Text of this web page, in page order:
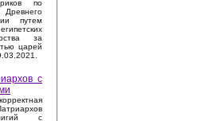
по
Древнего
путем
за
царей
с
с